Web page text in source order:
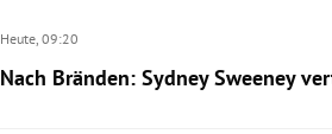
Heute, 09:20
Nach Bränden: Sydney Sweeney